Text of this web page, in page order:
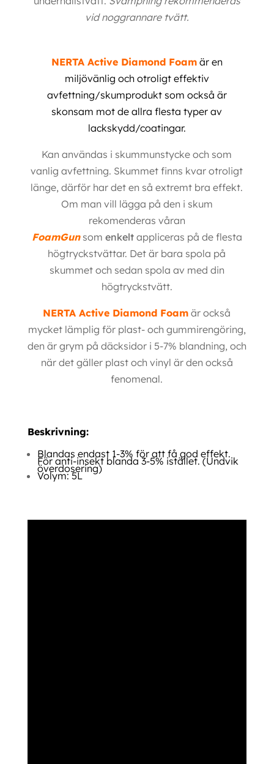
vid noggrannare tvätt.
NERTA Active Diamond Foamär en
miljövänlig och otroligt effektiv
avfettning/skumprodukt som också är
skonsam mot de allra flesta typer av
lackskydd/coatingar.
Kan användas i skummunstycke och som
vanlig avfettning. Skummet finns kvar otroligt
länge, därför har det en så extremt bra effekt.
Om man vill lägga på den i skum
rekomenderas våran
FoamGun som enkelt appliceras på de flesta
högtryckstvättar. Det är bara spola på
skummet och sedan spola av med din
högtryckstvätt.
NERTA Active Diamond Foam är också
mycket lämplig för plast- och gummirengöring,
den är grym på däcksidor i 5-7% blandning, och
när det gäller plast och vinyl är den också
fenomenal.
Beskrivning:
Blandas endast 1-3% för att få god effekt.
För anti-insekt blanda 3-5% istället. (Undvik
överdosering)
Volym: 5L